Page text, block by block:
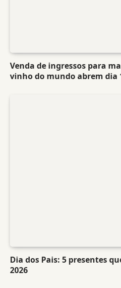
Venda de ingressos para
vinho do mundo abrem dia
Dia dos Pais: 5 presentes
2026